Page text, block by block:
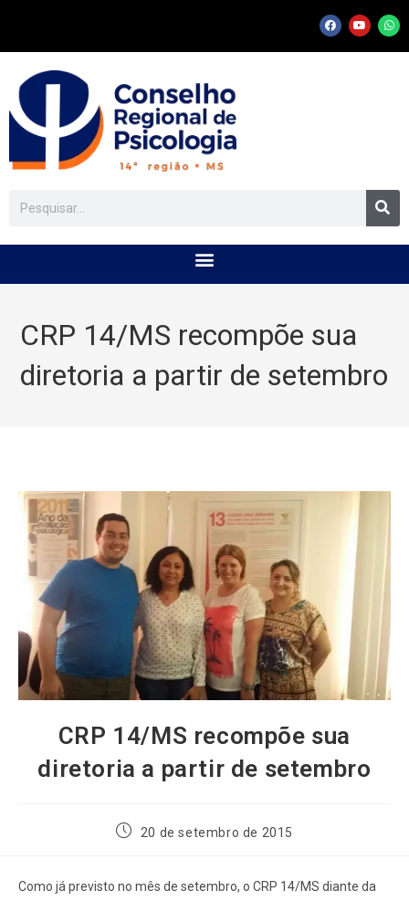
CRP 14/MS recompõe sua
diretoria a partir de setembro
CRP 14/MS recompõe sua
diretoria a partir de setembro
20 de setembro de 2015
Como já previsto no mês de setembro, o CRP 14/MS diante da